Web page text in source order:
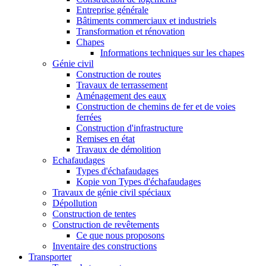
Entreprise générale
Bâtiments commerciaux et industriels
Transformation et rénovation
Chapes
Informations techniques sur les chapes
Génie civil
Construction de routes
Travaux de terrassement
Aménagement des eaux
Construction de chemins de fer et de voies
ferrées
Construction d'infrastructure
Remises en état
Travaux de démolition
Echafaudages
Types d'échafaudages
Kopie von Types d'échafaudages
Travaux de génie civil spéciaux
Dépollution
Construction de tentes
Construction de revêtements
Ce que nous proposons
Inventaire des constructions
Transporter